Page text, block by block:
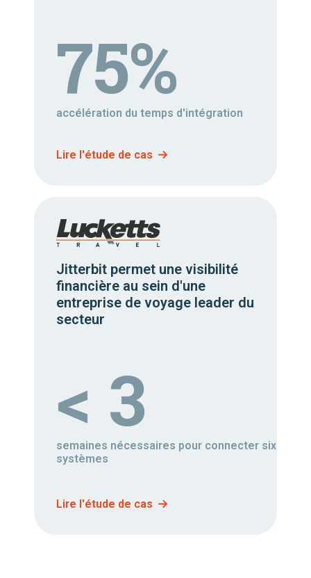
75%
accélération du temps d'intégration
Lire l'étude de cas
Jitterbit permet une visibilité
financière au sein d'une
entreprise de voyage leader du
secteur
< 3
semaines nécessaires pour connecter six
systèmes
Lire l'étude de cas